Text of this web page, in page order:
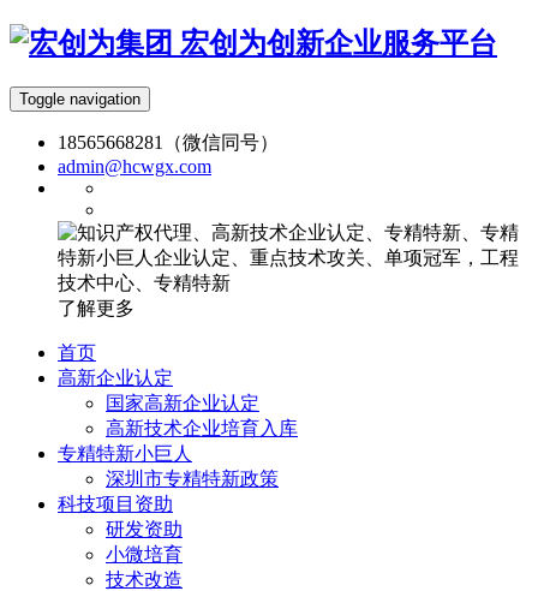
宏创为创新企业服务平台
Toggle navigation
18565668281（微信同号）
admin@hcwgx.com
了解更多
首页
高新企业认定
国家高新企业认定
高新技术企业培育入库
专精特新小巨人
深圳市专精特新政策
科技项目资助
研发资助
小微培育
技术改造